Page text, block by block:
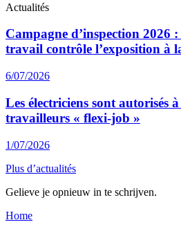
Actualités
Campagne d’inspection 2026
travail contrôle l’exposition à
6/07/2026
Les électriciens sont autorisés
travailleurs « flexi-job »
1/07/2026
Plus d’actualités
Gelieve je opnieuw in te schrijven.
Home